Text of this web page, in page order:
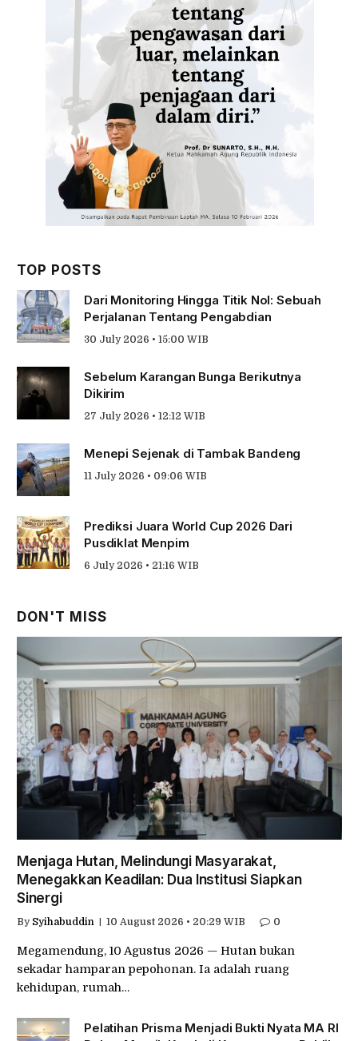
TOP POSTS
Dari Monitoring Hingga Titik Nol: Sebuah
Perjalanan Tentang Pengabdian
30 July 2026 • 15:00 WIB
Sebelum Karangan Bunga Berikutnya
Dikirim
27 July 2026 • 12:12 WIB
Menepi Sejenak di Tambak Bandeng
11 July 2026 • 09:06 WIB
Prediksi Juara World Cup 2026 Dari
Pusdiklat Menpim
6 July 2026 • 21:16 WIB
DON'T MISS
Menjaga Hutan, Melindungi Masyarakat,
Menegakkan Keadilan: Dua Institusi Siapkan
Sinergi
By Syihabuddin 10 August 2026 • 20:29 WIB 0
Megamendung, 10 Agustus 2026 — Hutan bukan
sekadar hamparan pepohonan. Ia adalah ruang
kehidupan, rumah…
Pelatihan Prisma Menjadi Bukti Nyata MA RI